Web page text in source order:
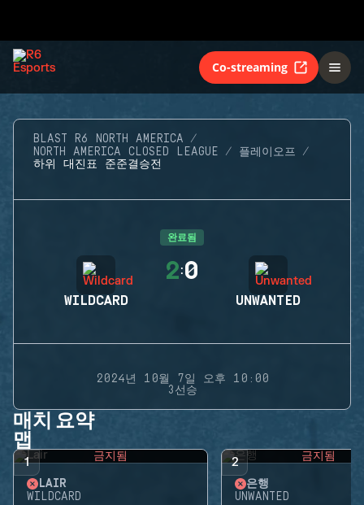
Co-streaming
BLAST R6 NORTH AMERICA
NORTH AMERICA CLOSED LEAGUE
플레이오프
하위 대진표 준준결승전
완료됨
WILDCARD
2:0
UNWANTED
2024년 10월 7일 오후 10:00
3선승
매치 요약
맵
1 금지됨
LAIR
WILDCARD
2 금지됨
은행
UNWANTED